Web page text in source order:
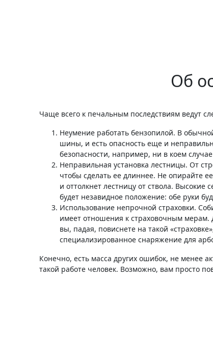
Об
Чаще всего к печальным последствиям ведут
Неумение работать бензопилой. В
шины, и есть опасность еще и
безопасности, например, ни в коем
Неправильная установка лестницы. От
чтобы сделать ее длиннее. Не опирайте
и оттолкнет лестницу от ствола.
будет незавидное положение: обе руки
Использование непрочной страховки.
имеет отношения к страховочным мерам.
вы, падая, повиснете на такой
специализированное снаряжение для
Конечно, есть масса других ошибок, не менее
такой работе человек. Возможно, вам просто